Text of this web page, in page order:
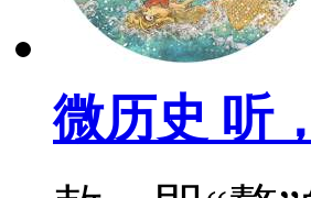
微历史 听